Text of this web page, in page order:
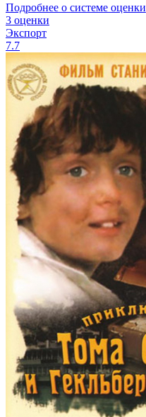
Подробнее о системе оценки
3 оценки
Экспорт
7.7